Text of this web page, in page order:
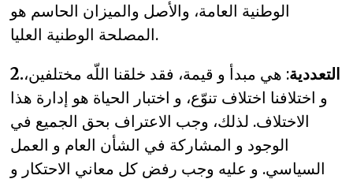
الوطنية العامة، والأصل والميزان الحاسم هو
المصلحة الوطنية العليا.
2.التعددية: هي مبدأ و قيمة، فقد خلقنا اللّه مختلفين،
و اختلافنا اختلاف تنوّع، و اختبار الحياة هو إدارة هذا
الاختلاف. لذلك، وجب الاعتراف بحق الجميع في
الوجود و المشاركة في الشأن العام و العمل
السياسي. و عليه وجب رفض كل معاني الاحتكار و